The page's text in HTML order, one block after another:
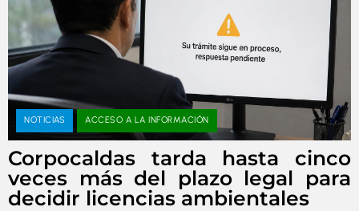
NOTICIAS ACCESO A LA INFORMACIÓN
Corpocaldas tarda hasta cinco
veces más del plazo legal para
decidir licencias ambientales